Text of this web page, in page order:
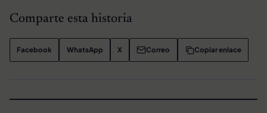
Comparte esta historia
Facebook WhatsApp X Correo Copiar enlace